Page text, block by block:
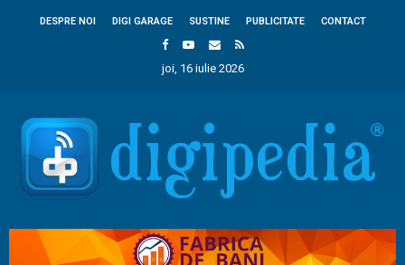
DESPRE NOI DIGI GARAGE SUSTINE PUBLICITATE CONTACT
joi, 16 iulie 2026